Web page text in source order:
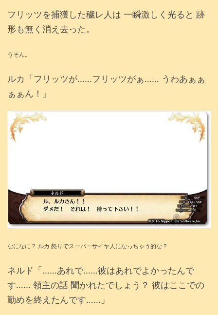
フリッツを捕獲した穢レ人は 一瞬激しく光ると 跡
形も無く消え去った。
うそん。
ルカ「フリッツが……フリッツがぁ…… うわあぁぁ
ぁぁん！」
なになに ？ ルカ 怒りでスーパーサイヤ人になっちゃう的な？
ネルド「……あれで……彼はあれでよかったんで
す…… 領主の話 聞かれたでしょう？ 彼はここでの
勤めを終えたんです……」